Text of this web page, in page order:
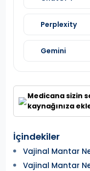
Perplexity
Gemini
Medicana sizin
kaynağınıza
İçindekiler
Vajinal Mantar
Vajinal Mantar